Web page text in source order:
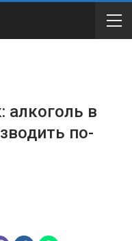
алкоголь в
по-